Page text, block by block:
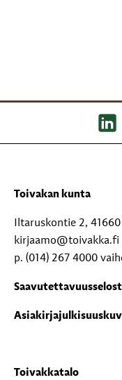
Toivakan kunta
Iltaruskontie 2, 41660
kirjaamo@toivakka.fi
p. (014) 267 4000
Toivakkatalo